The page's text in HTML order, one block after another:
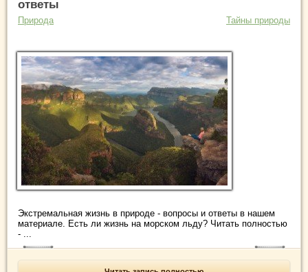
ответы
Природа Тайны природы
Экстремальная жизнь в природе - вопросы и ответы в нашем
материале. Есть ли жизнь на морском льду? Читать полностью
- ...